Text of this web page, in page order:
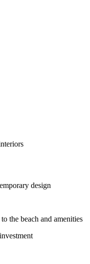
design
the beach and amenities